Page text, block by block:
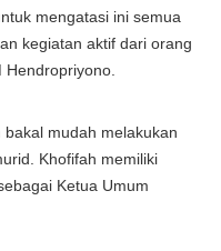
mengatasi ini semua
kegiatan aktif dari orang
Hendropriyono.
mudah melakukan
Khofifah memiliki
Ketua Umum